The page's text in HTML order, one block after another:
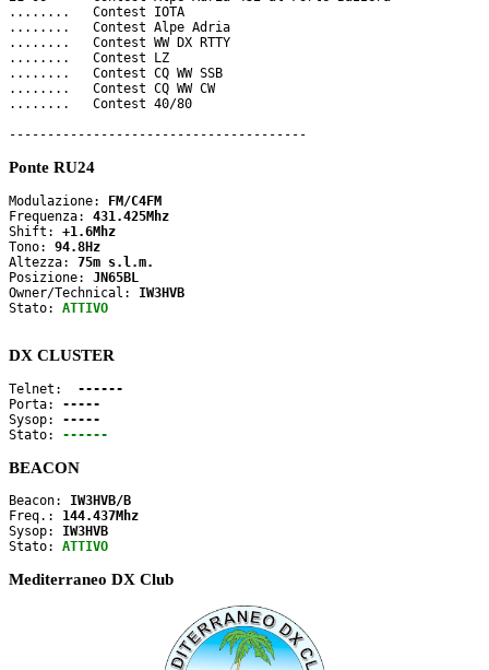
........   Contest IOTA
........   Contest Alpe Adria
........   Contest WW DX RTTY
........   Contest LZ
........   Contest CQ WW SSB
........   Contest CQ WW CW
........   Contest 40/80
Ponte RU24
Modulazione: FM/C4FM
Frequenza: 431.425Mhz
Shift: +1.6Mhz
Tono: 94.8Hz
Altezza: 75m s.l.m.
Posizione: JN65BL
Owner/Technical: IW3HVB
Stato: ATTIVO
DX CLUSTER
Telnet:
------
Porta: -----
Sysop: -----
Stato: ------
BEACON
Beacon: IW3HVB/B
Freq.: 144.437Mhz
Sysop: IW3HVB
Stato: ATTIVO
Mediterraneo DX Club